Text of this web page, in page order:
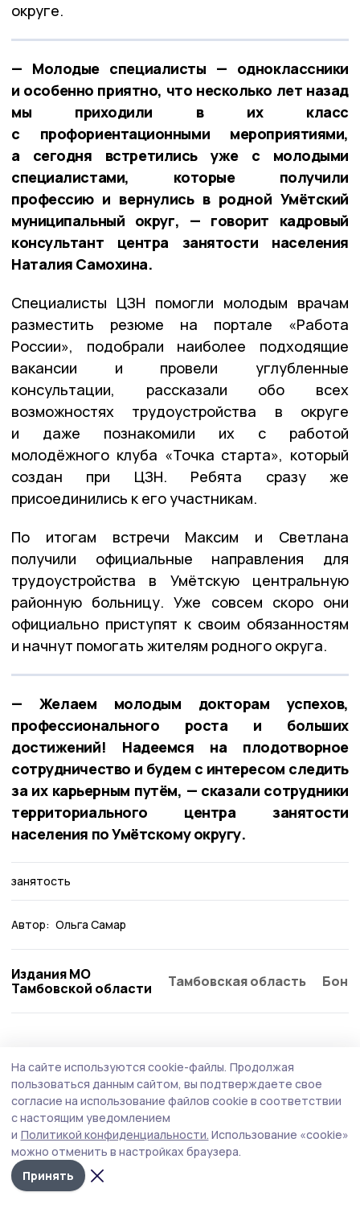
округе.
— Молодые специалисты — одноклассники
и особенно приятно, что несколько лет назад
мы приходили в их класс
с профориентационными мероприятиями,
а сегодня встретились уже с молодыми
специалистами, которые получили
профессию и вернулись в родной Умётский
муниципальный округ, — говорит кадровый
консультант центра занятости населения
Наталия Самохина.
Специалисты ЦЗН помогли молодым врачам
разместить резюме на портале «Работа
России», подобрали наиболее подходящие
вакансии и провели углубленные
консультации, рассказали обо всех
возможностях трудоустройства в округе
и даже познакомили их с работой
молодёжного клуба «Точка старта», который
создан при ЦЗН. Ребята сразу же
присоединились к его участникам.
По итогам встречи Максим и Светлана
получили официальные направления для
трудоустройства в Умётскую центральную
районную больницу. Уже совсем скоро они
официально приступят к своим обязанностям
и начнут помогать жителям родного округа.
— Желаем молодым докторам успехов,
профессионального роста и больших
достижений! Надеемся на плодотворное
сотрудничество и будем с интересом следить
за их карьерным путём, — сказали сотрудники
территориального центра занятости
населения по Умётскому округу.
занятость
Автор: Ольга Самар
Издания МО
Тамбовской области
Тамбовская область
Социальный контракт помогает
участникам спецоперации из Тамбовской
области реализовать бизнес-идеи
В Тамбовской области участники специальной военной
операции и их семьи могут воспользоваться
уникальной мерой поддержки — заключить
социальный контракт на развитие собственного дела.
На сайте используются cookie-файлы. Продолжая
пользоваться данным сайтом, вы подтверждаете свое
согласие на использование файлов cookie в соответствии
с настоящим уведомлением
и Политикой конфиденциальности. Использование «cookie»
можно отменить в настройках браузера.
Принять